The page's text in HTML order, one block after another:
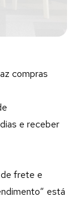
compras
e receber
frete e
está